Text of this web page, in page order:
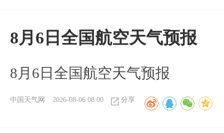
8月6日全国航空天气预报
8月6日全国航空天气预报
中国天气网 2026-08-06 08:00 分享